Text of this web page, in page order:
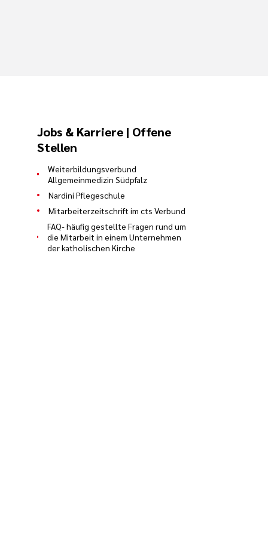
Jobs & Karriere | Offene
Stellen
Weiterbildungsverbund
Allgemeinmedizin Südpfalz
Nardini Pflegeschule
Mitarbeiterzeitschrift im cts Verbund
FAQ- häufig gestellte Fragen rund um
die Mitarbeit in einem Unternehmen
der katholischen Kirche